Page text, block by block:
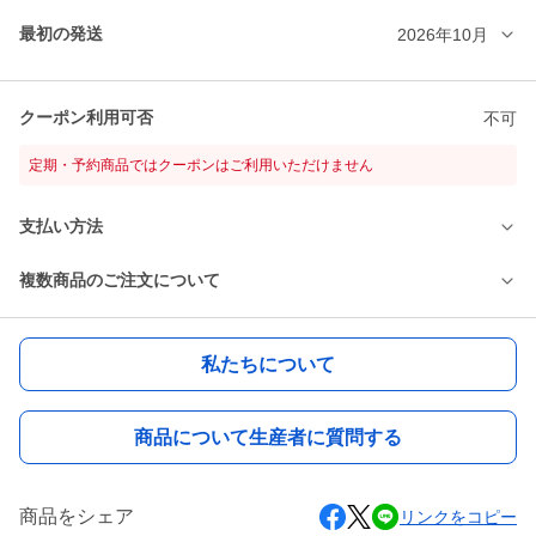
最初の発送 2026年10月
クーポン利用可否 不可
定期・予約商品ではクーポンはご利用いただけません
支払い方法
複数商品のご注文について
私たちについて
商品について生産者に質問する
商品をシェア リンクをコピー